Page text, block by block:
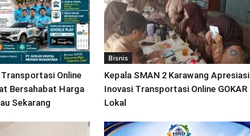
Transportasi Online
Bersahabat Harga
Sekarang
Bisnis
Kepala SMAN 2 Karawang Apresiasi
Inovasi Transportasi Online GOKAR
Lokal